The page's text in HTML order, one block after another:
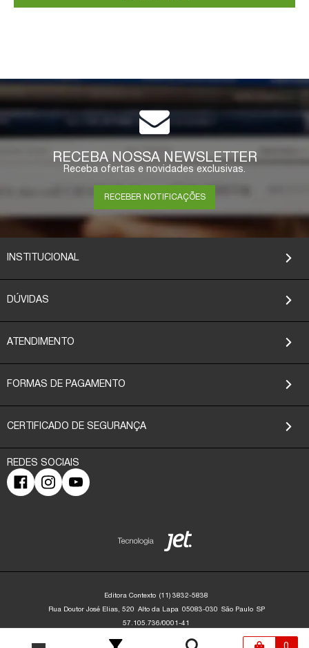
RECEBA NOSSA NEWSLETTER
Receba ofertas e novidades exclusivas.
RECEBER NOTIFICAÇÕES
INSTITUCIONAL
DÚVIDAS
ATENDIMENTO
FORMAS DE PAGAMENTO
CERTIFICADO DE SEGURANÇA
Editora Contexto (11) 3832-5838
Rua Doutor José Elias, 520 Alto da Lapa 05083-030 São Paulo SP
57.105.736/0001-41
Lapa - São Paulo/SP - 05083-030 | contato@editoracontexto.com.br | +55 11